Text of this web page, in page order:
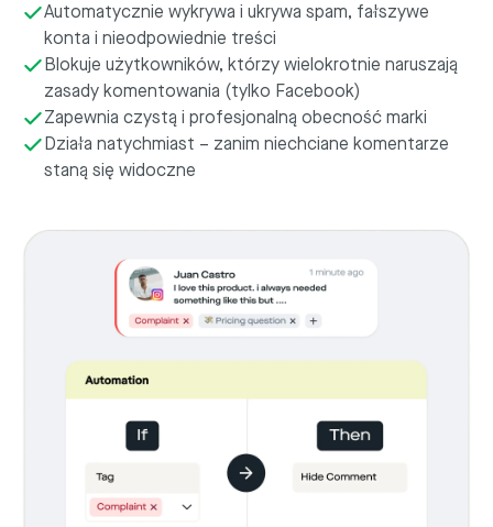
Automatycznie wykrywa i ukrywa spam, fałszywe
konta i nieodpowiednie treści
Blokuje użytkowników, którzy wielokrotnie naruszają
zasady komentowania (tylko Facebook)
Zapewnia czystą i profesjonalną obecność marki
Działa natychmiast – zanim niechciane komentarze
staną się widoczne